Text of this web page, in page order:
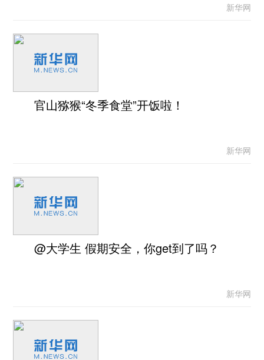
新华网
官山猕猴“冬季食堂”开饭啦！
新华网
@大学生 假期安全，你get到了吗？
新华网